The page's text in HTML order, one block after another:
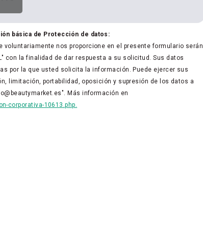
básica de Protección de datos:
voluntariamente nos proporcione en el presente formulario serán
con la finalidad de dar respuesta a su solicitud. Sus datos
por la que usted solicita la información. Puede ejercer sus
limitación, portabilidad, oposición y supresión de los datos a
Más información en
corporativa-10613.php.